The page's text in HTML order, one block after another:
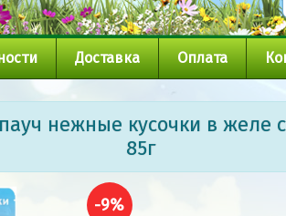
Доставка Оплата
нежные кусочки в желе
85г
-9%